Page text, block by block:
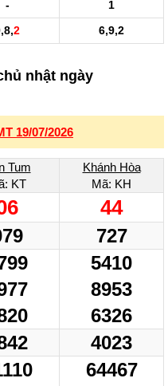
-
1
2 6,9,2
nhật ngày
19/07/2026
Tum
KT
Khánh Hòa
Mã: KH
44
727
5410
8953
6326
4023
64467